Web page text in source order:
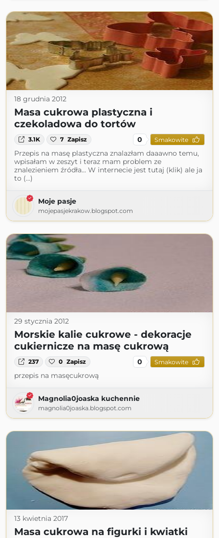
18 grudnia 2012
Masa cukrowa plastyczna i
czekoladowa do tortów
3.1K 7 Zapisz 0 Smakowite
Przepis na masę plastyczna znalazłam daaawno temu,
wpisałam w zeszyt i teraz mam problem ze
znalezieniem źródła... W internecie jest tutaj (klik) ale ja
to (...)
Moje pasje
mojepasjekrakow.blogspot.com
29 stycznia 2012
Morskie kalie cukrowe - dekoracje
cukiernicze na masę cukrową
237 0 Zapisz 0 Smakowite
przepis na masęcukrową
Magnolia0joaska kuchennie
magnolia0joaska.blogspot.com
13 kwietnia 2017
Masa cukrowa na figurki i kwiatki